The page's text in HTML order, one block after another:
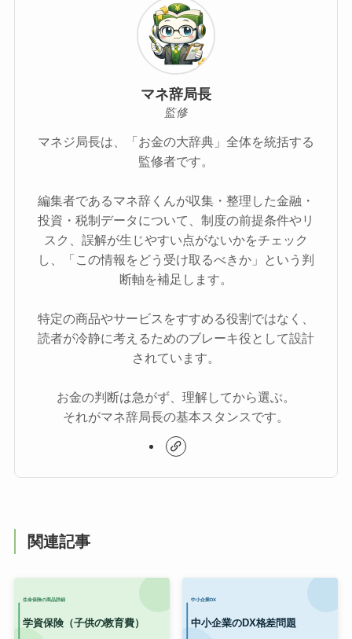
マネ辞局長
監修
マネジ局長は、「お金の大辞典」全体を統括する
監修者です。
編集者であるマネ辞くんが収集・整理した金融・
投資・税制データについて、制度の前提条件やリ
スク、誤解が生じやすい点がないかをチェック
し、「この情報をどう受け取るべきか」という判
断軸を補足します。
特定の商品やサービスをすすめる役割ではなく、
読者が冷静に考えるためのブレーキ役として設計
されています。
お金の判断は急がず、理解してから選ぶ。
それがマネ辞局長の基本スタンスです。
関連記事